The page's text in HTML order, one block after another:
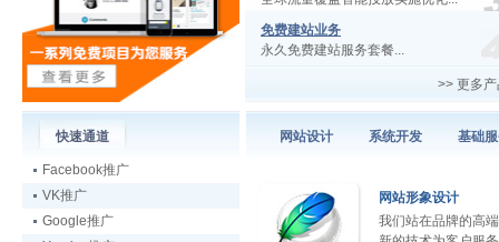
免费建站业务
永久免费建站服务套餐...
>> 更多
快速通道
Facebook推广
VK推广
Google推广
网站设计 系统开发 基础
网站形象设计
我们站在品牌的高